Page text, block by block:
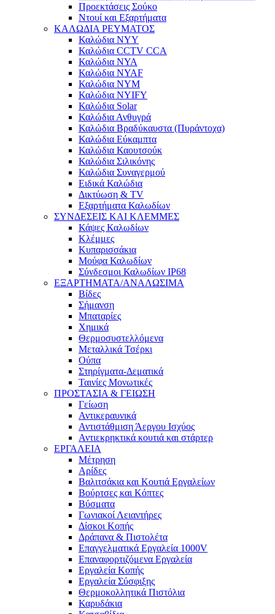
Προεκτάσεις Σούκο
Ντουί και Εξαρτήματα
ΚΑΛΩΔΙΑ ΡΕΥΜΑΤΟΣ
Καλώδια NYY
Καλώδια CCTV CCA
Καλώδια NYA
Καλώδια NYAF
Καλώδια NYM
Καλώδια NYIFY
Καλώδια Solar
Καλώδια Ανθυγρά
Καλώδια Βραδύκαυστα (Πυράντοχα)
Καλώδια Εύκαμπτα
Καλώδια Καουτσούκ
Καλώδια Σιλικόνης
Καλώδια Συναγερμού
Ειδικά Καλώδια
Δικτύωση & TV
Εξαρτήματα Καλωδίων
ΣΥΝΔΕΣΕΙΣ ΚΑΙ ΚΛΕΜΜΕΣ
Κάψες Καλωδίων
Κλέμμες
Κυπαρισσάκια
Μούφα Καλωδίων
Σύνδεσμοι Καλωδίων IP68
ΕΞΑΡΤΗΜΑΤΑ/ΑΝΑΛΩΣΙΜΑ
Βίδες
Σήμανση
Μπαταρίες
Χημικά
Θερμοσυστελλόμενα
Μεταλλικά Τσέρκι
Ούπα
Στηρίγματα-Δεματικά
Ταινίες Μονωτικές
ΠΡΟΣΤΑΣΙΑ & ΓΕΙΩΣΗ
Γείωση
Αντικεραυνικά
Αντιστάθμιση Άεργου Ισχύος
Αντιεκρηκτικά κουτιά και στάρτερ
ΕΡΓΑΛΕΙΑ
Μέτρηση
Αρίδες
Βαλιτσάκια και Κουτιά Εργαλείων
Βούρτσες και Κόπτες
Βύσματα
Γωνιακοί Λειαντήρες
Δίσκοι Κοπής
Δράπανα & Πιστολέτα
Επαγγελματικά Εργαλεία 1000V
Επαναφορτιζόμενα Εργαλεία
Εργαλεία Κοπής
Εργαλεία Σύσφιξης
Θερμοκολλητικά Πιστόλια
Καρυδάκια